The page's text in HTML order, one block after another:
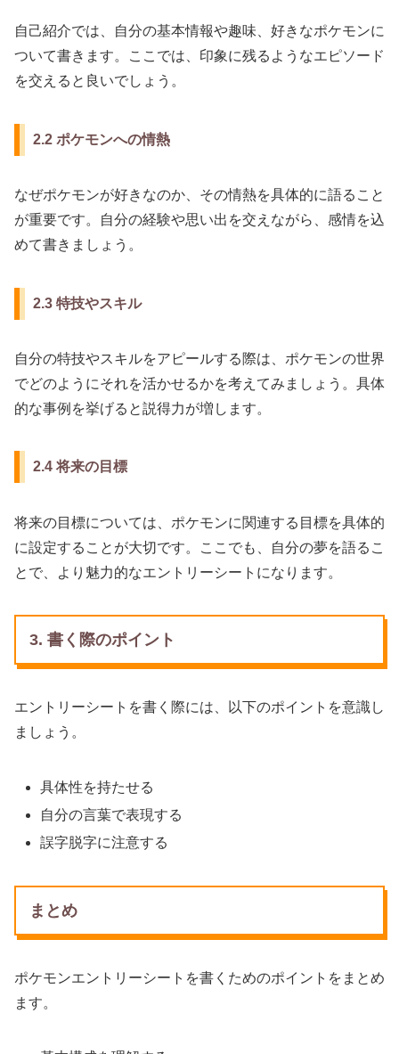
自己紹介では、自分の基本情報や趣味、好きなポケモンに
ついて書きます。ここでは、印象に残るようなエピソード
を交えると良いでしょう。
2.2 ポケモンへの情熱
なぜポケモンが好きなのか、その情熱を具体的に語ること
が重要です。自分の経験や思い出を交えながら、感情を込
めて書きましょう。
2.3 特技やスキル
自分の特技やスキルをアピールする際は、ポケモンの世界
でどのようにそれを活かせるかを考えてみましょう。具体
的な事例を挙げると説得力が増します。
2.4 将来の目標
将来の目標については、ポケモンに関連する目標を具体的
に設定することが大切です。ここでも、自分の夢を語るこ
とで、より魅力的なエントリーシートになります。
3. 書く際のポイント
エントリーシートを書く際には、以下のポイントを意識し
ましょう。
具体性を持たせる
自分の言葉で表現する
誤字脱字に注意する
まとめ
ポケモンエントリーシートを書くためのポイントをまとめ
ます。